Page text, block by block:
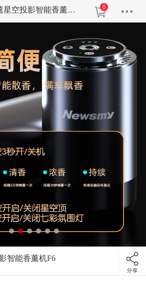
纽曼车载香薰星空投影智能香薰机F6 0
智能香薰机F6